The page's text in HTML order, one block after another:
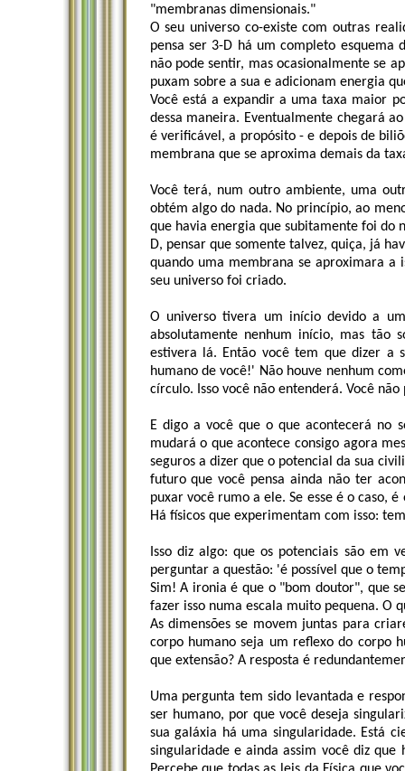
"membranas dimensionais."
O seu universo co-existe com outras
pensa ser 3-D há um completo esquema
não pode sentir, mas ocasionalmente se
puxam sobre a sua e adicionam energia
Você está a expandir a uma taxa maior
dessa maneira. Eventualmente chegará
é verificável, a propósito - e depois de
membrana que se aproxima demais da
Você terá, num outro ambiente, uma
obtém algo do nada. No princípio, ao
que havia energia que subitamente foi do
D, pensar que somente talvez, quiça, já
quando uma membrana se aproximara
seu universo foi criado.
O universo tivera um início devido a
absolutamente nenhum início, mas tão
estivera lá. Então você tem que dizer a
humano de você!' Não houve nenhum
círculo. Isso você não entenderá. Você
E digo a você que o que acontecerá no
mudará o que acontece consigo agora
seguros a dizer que o potencial da sua
futuro que você pensa ainda não ter
puxar você rumo a ele. Se esse é o caso,
Há físicos que experimentam com isso:
Isso diz algo: que os potenciais são em
perguntar a questão: 'é possível que o
Sim! A ironia é que o "bom doutor", que
fazer isso numa escala muito pequena. O
As dimensões se movem juntas para
corpo humano seja um reflexo do corpo
que extensão? A resposta é
Uma pergunta tem sido levantada e
ser humano, por que você deseja
sua galáxia há uma singularidade. Está
singularidade e ainda assim você diz que